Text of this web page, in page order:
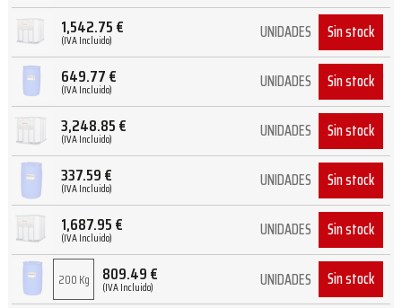
1,542.75€
(IVA Incluido) UNIDADES Sin stock
649.77€
(IVA Incluido) UNIDADES Sin stock
3,248.85€
(IVA Incluido) UNIDADES Sin stock
337.59€
(IVA Incluido) UNIDADES Sin stock
1,687.95€
(IVA Incluido) UNIDADES Sin stock
200 Kg 809.49€
(IVA Incluido) UNIDADES Sin stock